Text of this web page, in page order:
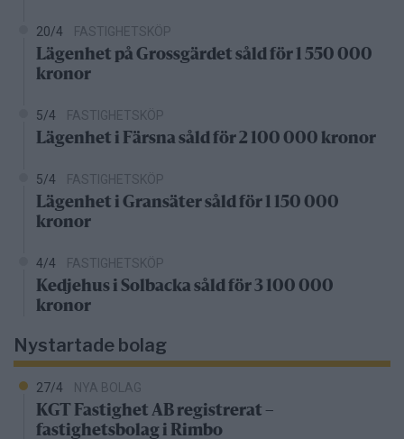
20/4 FASTIGHETSKÖP
Lägenhet på Grossgärdet såld för 1 550 000
kronor
5/4 FASTIGHETSKÖP
Lägenhet i Färsna såld för 2 100 000 kronor
5/4 FASTIGHETSKÖP
Lägenhet i Gransäter såld för 1 150 000
kronor
4/4 FASTIGHETSKÖP
Kedjehus i Solbacka såld för 3 100 000
kronor
Nystartade bolag
27/4 NYA BOLAG
KGT Fastighet AB registrerat –
fastighetsbolag i Rimbo